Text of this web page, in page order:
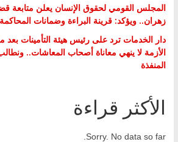
المجلس القومي لحقوق الإنسان يعلن متابعة
زهران.. ويؤكد: قرينة البراءة وضمانات
دار الخدمات ترد على رئيس هيئة التأمينات بعد
الأزمة لا ينهي معاناة أصحاب المعاشات..
المنفذة
الأكثر قراءة
Sorry. No data so far.